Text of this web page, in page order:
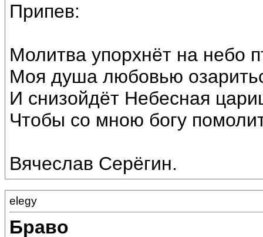
Припев:
Молитва упорхнёт на небо
Моя душа любовью
И снизойдёт Небесная
Чтобы со мною богу
Вячеслав Серёгин.
elegy
Браво